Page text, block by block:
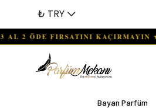
₺ TRY
Bayan Parfüm